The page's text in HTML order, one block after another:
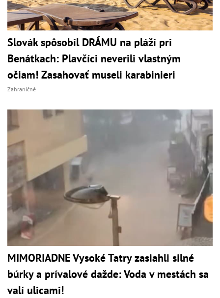
Slovák spôsobil DRÁMU na pláži pri
Benátkach: Plavčíci neverili vlastným
očiam! Zasahovať museli karabinieri
Zahraničné
MIMORIADNE Vysoké Tatry zasiahli silné
búrky a prívalové dažde: Voda v mestách sa
valí ulicami!